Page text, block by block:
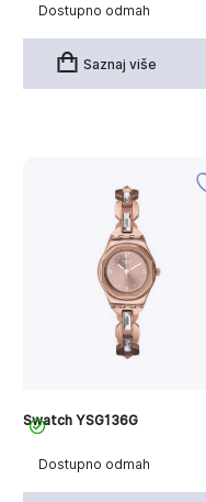
Dostupno odmah
Saznaj više
Dostupno odmah
Swatch YSG136G